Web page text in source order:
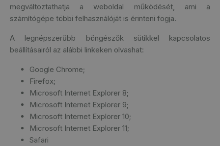
megváltoztathatja a weboldal működését, ami a
számítógépe többi felhasználóját is érinteni fogja.
A legnépszerűbb böngészők sütikkel kapcsolatos
beállításairól az alábbi linkeken olvashat:
Google Chrome;
Firefox;
Microsoft Internet Explorer 8;
Microsoft Internet Explorer 9;
Microsoft Internet Explorer 10;
Microsoft Internet Explorer 11;
Safari